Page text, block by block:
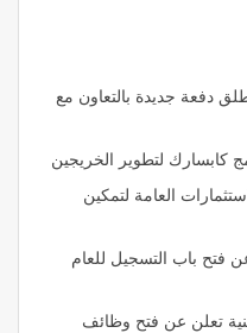
دفعة جديدة بالتعاون مع
كابسارك لتطوير الخريجين
العامة لتمكين
فتح باب التسجيل للعام
تعلن عن فتح وظائف